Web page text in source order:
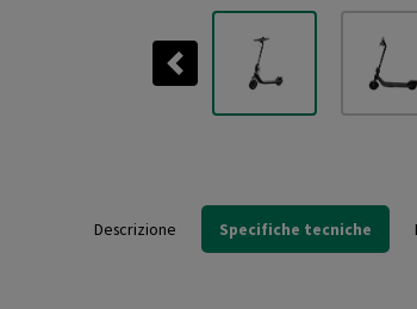
Previous
Descrizione Specifiche tecniche